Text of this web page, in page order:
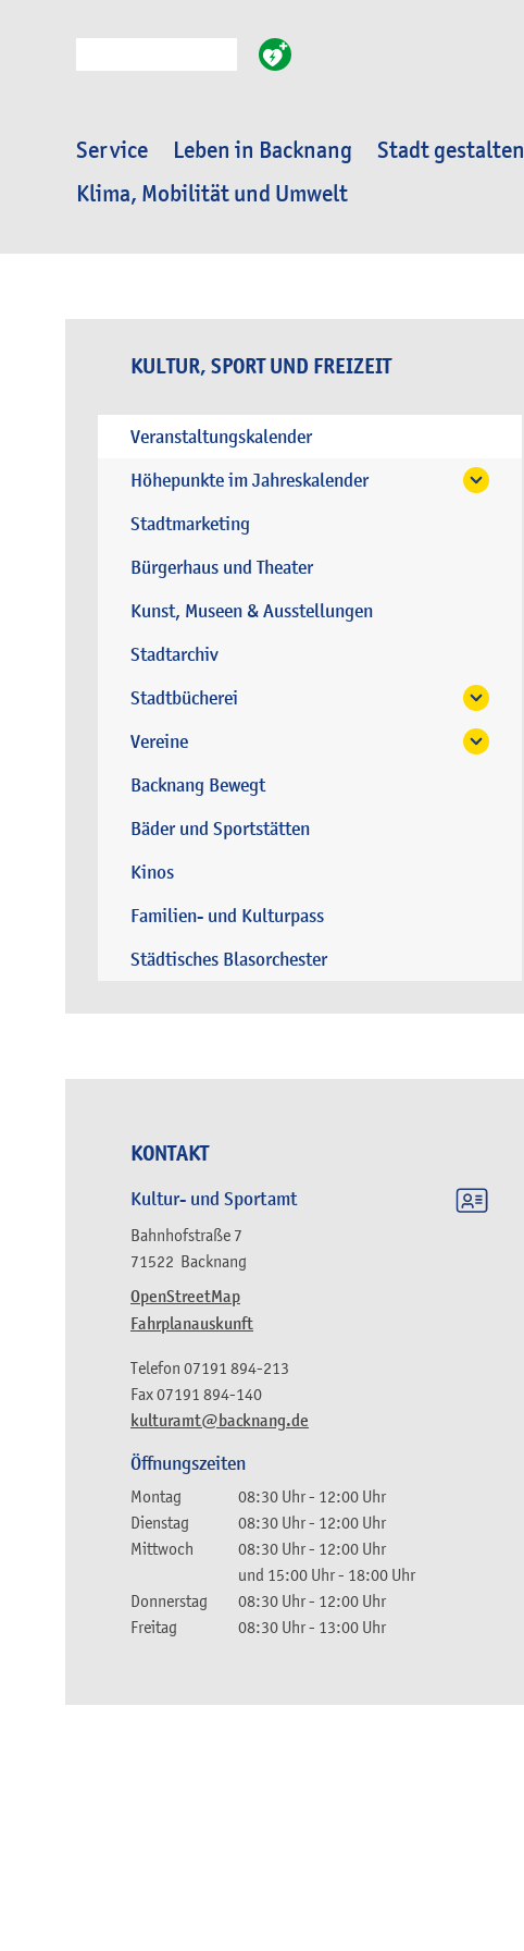
Service Leben in Backnang Stadt gestalten
Klima, Mobilität und Umwelt
KULTUR, SPORT UND FREIZEIT
Veranstaltungskalender
Höhepunkte im Jahreskalender
Stadtmarketing
Bürgerhaus und Theater
Kunst, Museen & Ausstellungen
Stadtarchiv
Stadtbücherei
Vereine
Backnang Bewegt
Bäder und Sportstätten
Kinos
Familien- und Kulturpass
Städtisches Blasorchester
KONTAKT
Kultur- und Sportamt
Bahnhofstraße 7
71522 Backnang
OpenStreetMap
Fahrplanauskunft
kulturamt@backnang.de
Telefon 07191 894-213
Fax07191 894-140
Öffnungszeiten
Montag 08:30 Uhr- 12:00 Uhr
Dienstag
08:30 Uhr- 12:00 Uhr
Mittwoch
08:30 Uhr- 12:00 Uhr
und 15:00 Uhr- 18:00 Uhr
Donnerstag
08:30 Uhr- 12:00 Uhr
Freitag
08:30 Uhr- 13:00 Uhr